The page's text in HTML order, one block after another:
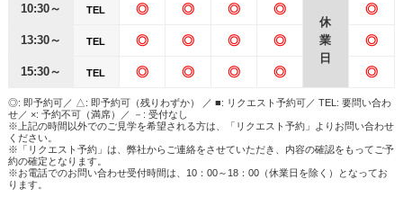
10:30～ TEL ◎ ◎ ◎ ◎
休
業
日
◎
13:30～ TEL ◎ ◎ ◎ ◎ ◎
15:30～ TEL ◎ ◎ ◎ ◎ ◎
◎: 即予約可／ △: 即予約可（残りわずか） ／ ■: リクエスト予約可／ TEL: 要問い合わ
せ／ ×: 予約不可（満席）／ －: 受付なし
※上記の時間以外でのご見学を希望される方は、「リクエスト予約」よりお問い合わせ
ください。
※「リクエスト予約」は、弊社からご連絡をさせていただき、内容の確認をもってご予
約の確定となります。
※お電話でのお問い合わせ受付時間は、10：00～18：00（休業日を除く）となってお
ります。